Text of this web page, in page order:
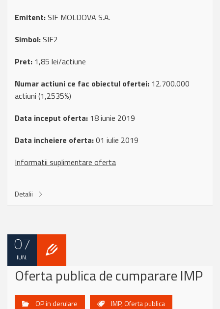
Emitent:SIF MOLDOVA S.A.
Simbol:SIF2
Pret: 1,85 lei/actiune
Numar actiuni ce fac obiectul ofertei: 12.700.000
actiuni (1,2535%)
Data inceput oferta: 18 iunie 2019
Data incheiere oferta:01 iulie 2019
Informatii suplimentare oferta
Detalii
07
IUN.
Oferta publica de cumparare IMP
OP in derulare IMP,Oferta publica